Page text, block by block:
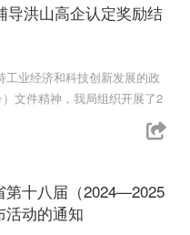
导洪山高企认定奖励结
业经济和科技创新发展的政
文件精神，我局组织开展了2
第十八届（2024—2025
活动的通知